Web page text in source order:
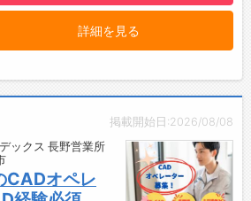
休み！嬉しい長期休暇もあります◎
117日でプライベートも充実
勤無し
進める中で困ったときには、すぐ先輩
問できる環境です
いあいとした雰囲気で、堅苦しさのな
詳細を見る
掲載開始日:2026/08/08
ックス 長野営業所
CADオペレ